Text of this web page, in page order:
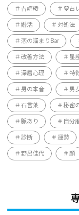
吉崎綾 夢占
婚活 対処法
恋の溜まりBar
改善方法 星
深層心理 特
男の本音 男
石言葉 秘密
脈あり 自分
診断 運勢
野呂佳代 顔